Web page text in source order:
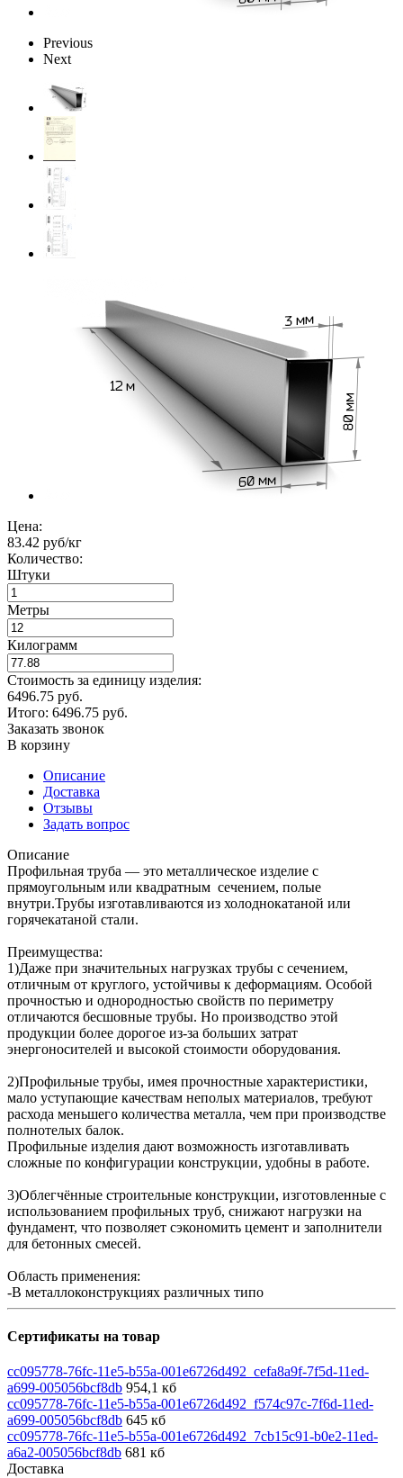
Previous
Next
Цена:
83.42 руб/кг
Количество:
Штуки
Метры
Килограмм
Стоимость за единицу изделия:
6496.75 руб.
Итого: 6496.75 руб.
Заказать звонок
В корзину
Описание
Доставка
Отзывы
Задать вопрос
Описание
Профильная труба — это металлическое изделие с
прямоугольным или квадратным сечением, полые
внутри.Трубы изготавливаются из холоднокатаной или
горячекатаной стали.
Преимущества:
1)Даже при значительных нагрузках трубы с сечением,
отличным от круглого, устойчивы к деформациям. Особой
прочностью и однородностью свойств по периметру
отличаются бесшовные трубы. Но производство этой
продукции более дорогое из-за больших затрат
энергоносителей и высокой стоимости оборудования.
2)Профильные трубы, имея прочностные характеристики,
мало уступающие качествам неполых материалов, требуют
расхода меньшего количества металла, чем при производстве
полнотелых балок.
Профильные изделия дают возможность изготавливать
сложные по конфигурации конструкции, удобны в работе.
3)Облегчённые строительные конструкции, изготовленные с
использованием профильных труб, снижают нагрузки на
фундамент, что позволяет сэкономить цемент и заполнители
для бетонных смесей.
Область применения:
-В металлоконструкциях различных типо
Сертификаты на товар
cc095778-76fc-11e5-b55a-001e6726d492_cefa8a9f-7f5d-11ed-
a699-005056bcf8db 954,1 кб
cc095778-76fc-11e5-b55a-001e6726d492_f574c97c-7f6d-11ed-
a699-005056bcf8db 645 кб
cc095778-76fc-11e5-b55a-001e6726d492_7cb15c91-b0e2-11ed-
a6a2-005056bcf8db 681 кб
Доставка